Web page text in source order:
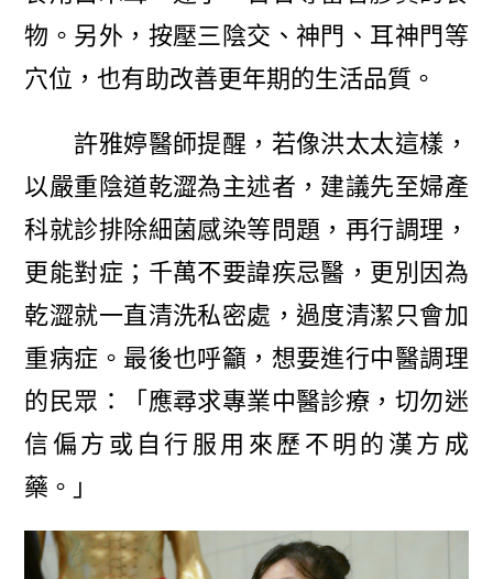
物。另外，按壓三陰交、神門、耳神門等
穴位，也有助改善更年期的生活品質。
許雅婷醫師提醒，若像洪太太這樣，
以嚴重陰道乾澀為主述者，建議先至婦產
科就診排除細菌感染等問題，再行調理，
更能對症；千萬不要諱疾忌醫，更別因為
乾澀就一直清洗私密處，過度清潔只會加
重病症。最後也呼籲，想要進行中醫調理
的民眾：「應尋求專業中醫診療，切勿迷
信偏方或自行服用來歷不明的漢方成
藥。」